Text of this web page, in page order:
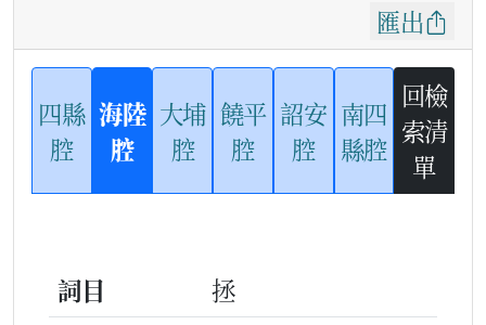
匯出
四縣
腔
海陸
腔
大埔
腔
饒平
腔
詔安
腔
南四
縣腔
回檢
索清
單
詞目
拯